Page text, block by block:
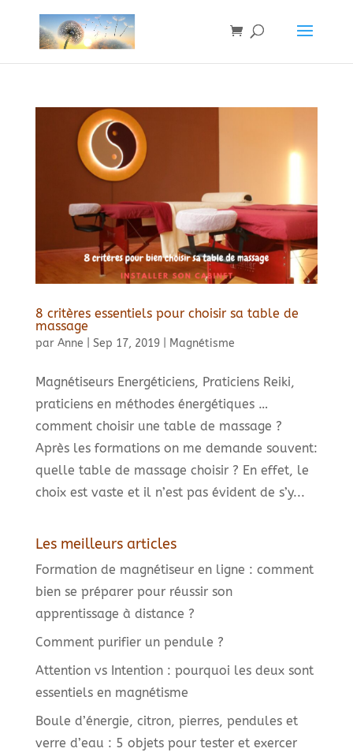
8 critères essentiels pour choisir sa table de
massage
par Anne Sep 17, 2019| Magnétisme
Magnétiseurs Energéticiens, Praticiens Reiki,
praticiens en méthodes énergétiques …
comment choisir une table de massage ?
Après les formations on me demande souvent:
quelle table de massage choisir ? En effet, le
choix est vaste et il n’est pas évident de s’y...
Les meilleurs articles
Formation de magnétiseur en ligne : comment
bien se préparer pour réussir son
apprentissage à distance ?
Comment purifier un pendule ?
Attention vs Intention : pourquoi les deux sont
essentiels en magnétisme
Boule d’énergie, citron, pierres, pendules et
verre d’eau : 5 objets pour tester et exercer